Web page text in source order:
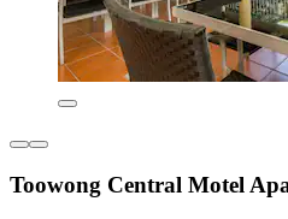
Toowong Central Motel